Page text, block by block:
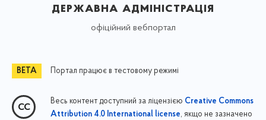
державна адміністрація
офіційний вебпортал
Портал працює в тестовому режимі
Весь контент доступний за ліцензією Creative Commons
Attribution 4.0 International license, якщо не зазначено